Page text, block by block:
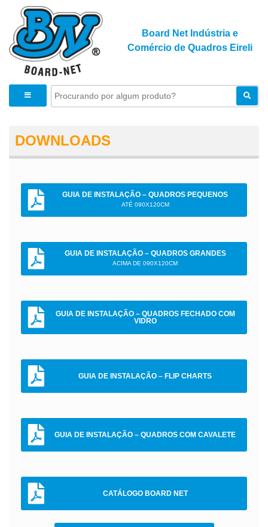
Board Net Indústria e
Comércio de Quadros Eireli
DOWNLOADS
GUIA DE INSTALAÇÃO – QUADROS PEQUENOS
ATÉ 090X120CM
GUIA DE INSTALAÇÃO – QUADROS GRANDES
ACIMA DE 090X120CM
GUIA DE INSTALAÇÃO – QUADROS FECHADO COM
VIDRO
GUIA DE INSTALAÇÃO – FLIP CHARTS
GUIA DE INSTALAÇÃO – QUADROS COM CAVALETE
CATÁLOGO BOARD NET